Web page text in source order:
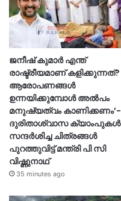
ജനീഷ് കുമാർ എന്ത്
രാഷ്ട്രീയമാണ് കളിക്കുന്നത്?
ആരോപണങ്ങൾ
ഉന്നയിക്കുമ്പോൾ അൽപം
മനുഷ്യത്വം കാണിക്കണം’-
ദുരിതാശ്വാസ ക്യാംപുകള്‍
സന്ദര്‍ശിച്ച ചിത്രങ്ങള്‍
പുറത്തുവിട്ട് മന്ത്രി പി സി
വിഷ്ണുനാഥ്
35 minutes ago